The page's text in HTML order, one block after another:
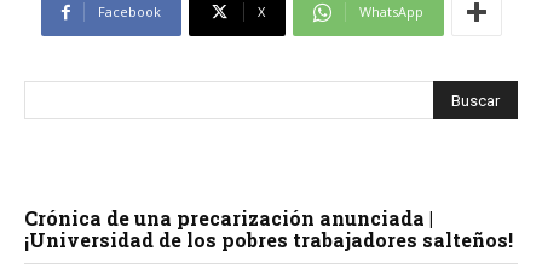
Facebook X WhatsApp
Crónica de una precarización anunciada |
¡Universidad de los pobres trabajadores salteños!